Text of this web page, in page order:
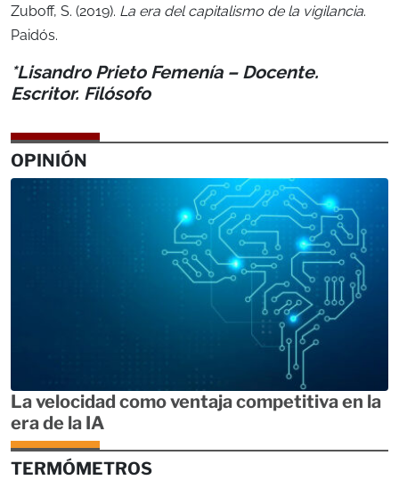
Zuboff, S. (2019). La era del capitalismo de la vigilancia.
Paidós.
*Lisandro Prieto Femenía – Docente.
Escritor. Filósofo
OPINIÓN
La velocidad como ventaja competitiva en la
era de la IA
TERMÓMETROS